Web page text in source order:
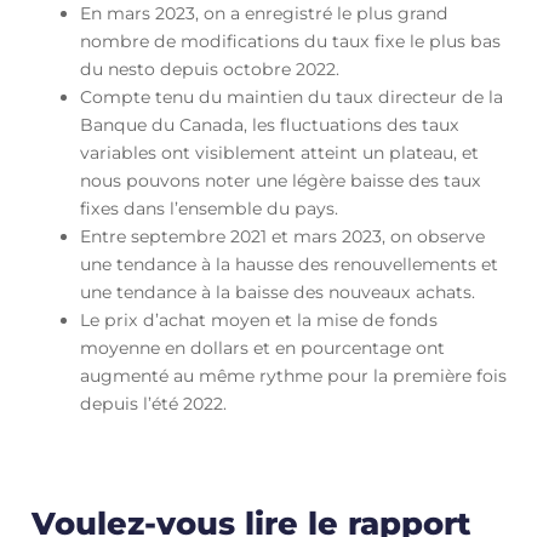
En mars 2023, on a enregistré le plus grand
nombre de modifications du taux fixe le plus bas
du nesto depuis octobre 2022.
Compte tenu du maintien du taux directeur de la
Banque du Canada, les fluctuations des taux
variables ont visiblement atteint un plateau, et
nous pouvons noter une légère baisse des taux
fixes dans l’ensemble du pays.
Entre septembre 2021 et mars 2023, on observe
une tendance à la hausse des renouvellements et
une tendance à la baisse des nouveaux achats.
Le prix d’achat moyen et la mise de fonds
moyenne en dollars et en pourcentage ont
augmenté au même rythme pour la première fois
depuis l’été 2022.
Voulez-vous lire le rapport